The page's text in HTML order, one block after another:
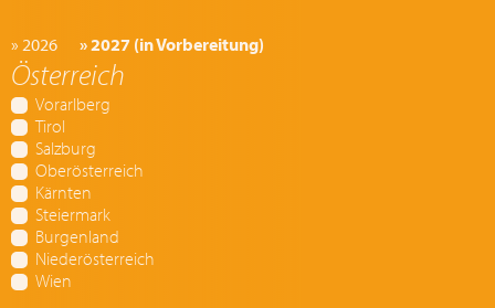
» 2026 » 2027 (in Vorbereitung)
Österreich
Vorarlberg
Tirol
Salzburg
Oberösterreich
Kärnten
Steiermark
Burgenland
Niederösterreich
Wien